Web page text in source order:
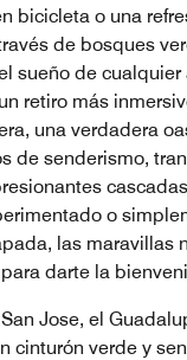
bicicleta o una
de bosques
sueño de
retiro más
una verdadera
de senderismo,
o
las maravillas
darte la
Jose, el
cinturón verde y